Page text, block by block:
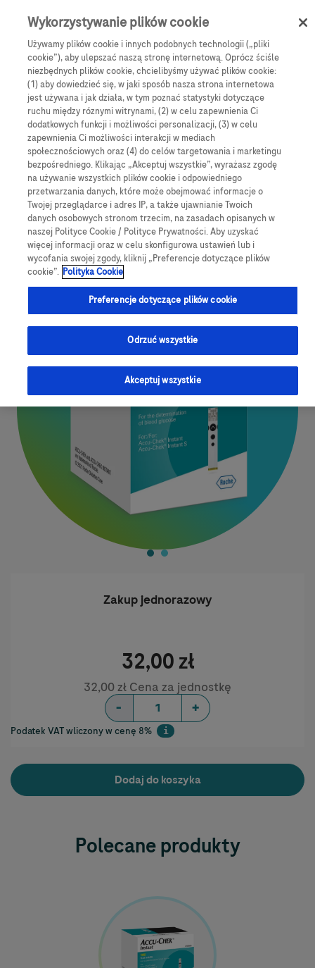
Skip to main content Menu
e-Sklep
Monitorowanie stężenia glukozy
Testy paskowe
Testy paskowe Accu-Chek Instant (50 szt.)
Testy paskowe Accu-
Chek Instant (50 szt.)
Testy paskowe Accu-Chek Instant w połączeniu z
glukometrami Accu-Chek Instant przewidziane są do
diagnostyki w ramach samokontroli glikemii, a także
wykonywanej przez personel medyczny w ośrodku zdrowia
lub szpitalu.
Zakup jednorazowy
32,00 zł
32,00 zł Cena za jednostkę
- +
Podatek VAT wliczony w cenę 8%
i
Dodaj do koszyka
Polecane produkty
Wykorzystywanie plików cookie
Używamy plików cookie i innych podobnych technologii („pliki
cookie”), aby ulepszać naszą stronę internetową. Oprócz ściśle
niezbędnych plików cookie, chcielibyśmy używać plików cookie:
(1) aby dowiedzieć się, w jaki sposób nasza strona internetowa
jest używana i jak działa, w tym poznać statystyki dotyczące
ruchu między róznymi witrynami, (2) w celu zapewnienia Ci
dodatkowych funkcji i możliwości personalizacji, (3) w celu
zapewnienia Ci możliwości interakcji w mediach
społecznościowych oraz (4) do celów targetowania i marketingu
bezpośredniego. Klikając „Akceptuj wszystkie”, wyrażasz zgodę
na używanie wszystkich plików cookie i odpowiedniego
przetwarzania danych, które może obejmować informacje o
Twojej przeglądarce i adres IP, a także ujawnianie Twoich
danych osobowych stronom trzecim, na zasadach opisanych w
naszej Polityce Cookie / Polityce Prywatności. Aby uzyskać
więcej informacji oraz w celu skonfigurowa ustawień lub i
wycofania swojej zgody, kliknij „Preferencje dotyczące plików
cookie”. Polityka Cookie
Preferencje dotyczące plików cookie
Odrzuć wszystkie
Akceptuj wszystkie